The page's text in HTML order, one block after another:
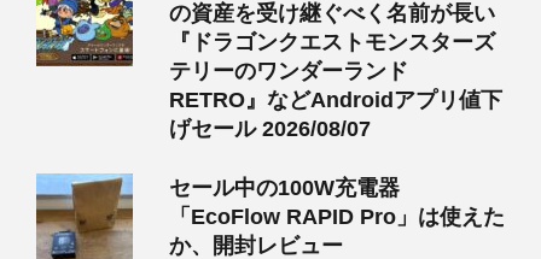
の資産を受け継ぐべく名前が長い
『ドラゴンクエストモンスターズ
テリーのワンダーランド
RETRO』などAndroidアプリ値下
げセール 2026/08/07
セール中の100W充電器
「EcoFlow RAPID Pro」は使えた
か、開封レビュー